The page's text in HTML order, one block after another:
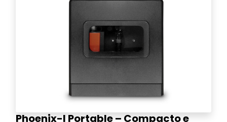
Phoenix-I Portable – Compacto e